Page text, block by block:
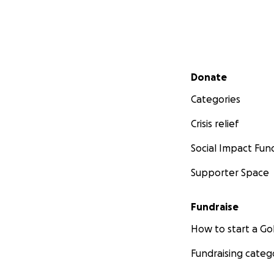
Secondary menu
Donate
Categories
Crisis relief
Social Impact
Supporter Space
Fundraise
How to start a
Fundraising